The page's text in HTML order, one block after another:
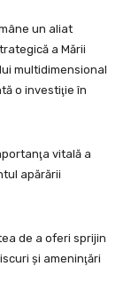
un aliat
a Mării
multidimensional
o investiţie în
vitală a
apărării
de a oferi sprijin
şi ameninţări